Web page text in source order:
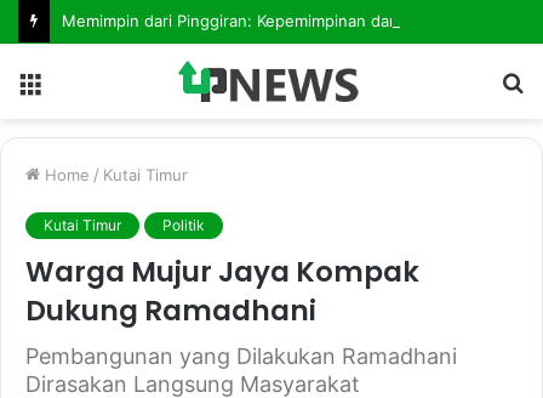
Home / Kutai Timur
Kutai Timur Politik
Warga Mujur Jaya Kompak
Dukung Ramadhani
Pembangunan yang Dilakukan Ramadhani
Dirasakan Langsung Masyarakat